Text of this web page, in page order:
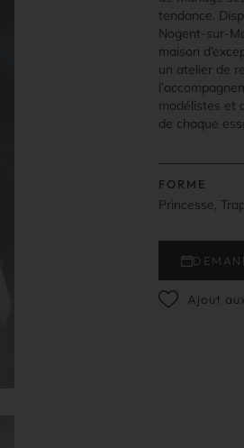
tendance.
Nogent-sur-
maison
un atelier de
modélistes et
de chaque
FORME
Princesse,
Ajout